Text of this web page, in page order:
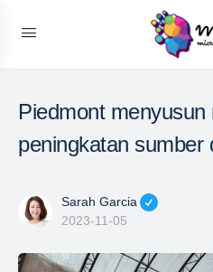
Piedmont
peningkatan sumber
Sarah Garcia
2023-11-05